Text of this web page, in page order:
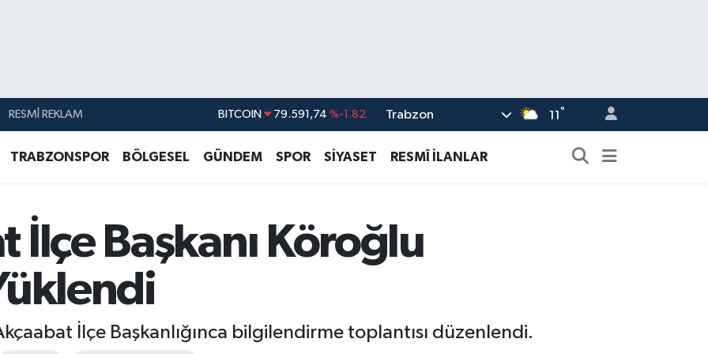
RESMÎ REKLAM DOLAR 45,43620 %0.02
BİST100 14.598,00
BITCOIN 79.591,74 %-1.82
Trabzon 11 °
TRABZONSPOR BÖLGESEL GÜNDEM SPOR SİYASET RESMÎ İLANLAR
İlçe Başkanı Köroğlu
İlçe Başkanlığınca bilgilendirme toplantısı düzenlendi.